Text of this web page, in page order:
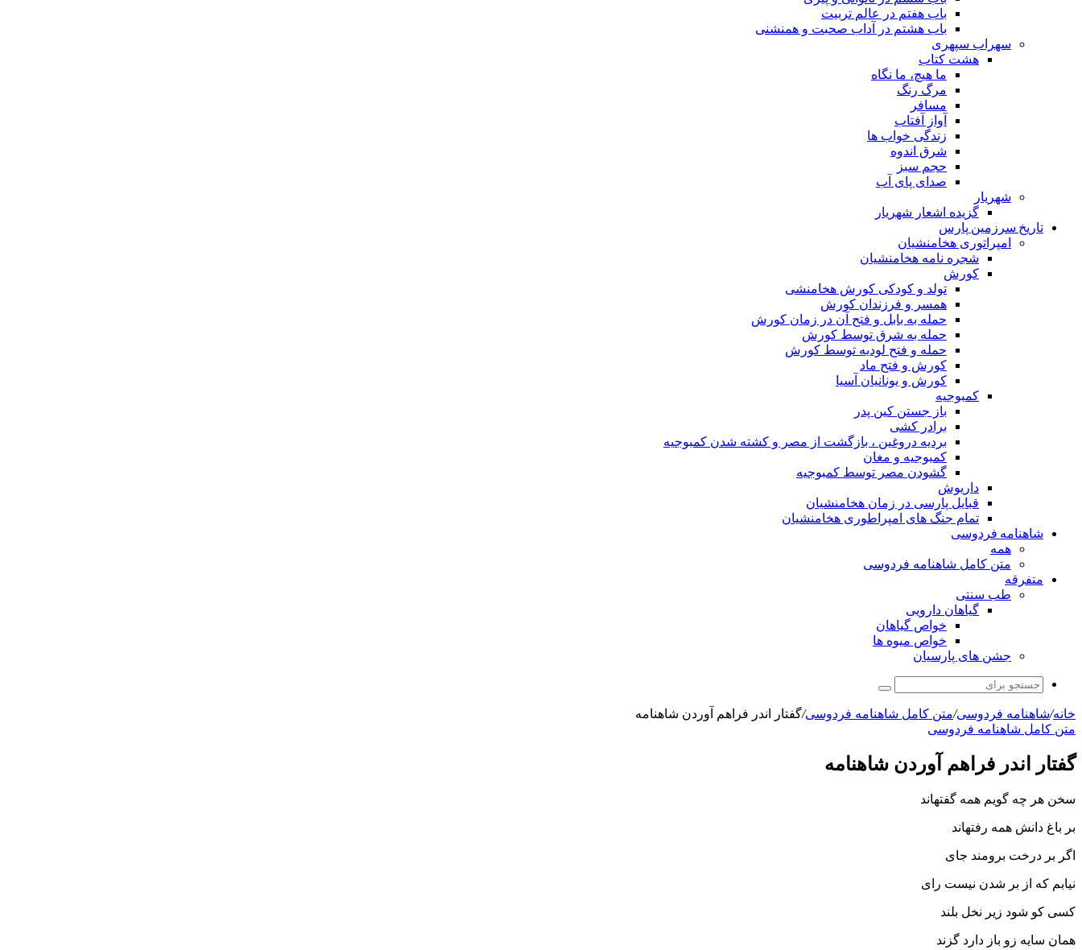
باب هفتم در عالم تربیت
باب هشتم در آداب صحبت و همنشنى
سهراب سپهری
هشت کتاب
ما هیچ، ما نگاه
مرگ رنگ
مسافر
آواز آفتاب
زندگی خواب ها
شرق اندوه
حجم سبز
صدای پای آب
شهریار
گزیده اشعار شهریار
تاریخ سرزمین پارس
امپراتوری هخامنشیان
شجره نامه هخامنشیان
کورش
تولد و کودکی کورش هخامنشی
همسر و فرزندان کورش
حمله به بابل و فتح آن در زمان کورش
حمله به شرق توسط کورش
حمله و فتح لودیه توسط کورش
کورش و فتح ماد
کورش و یونانیان آسیا
کمبوجیه
باز جستن کین پدر
برادر کشی
بردیه دروغین ، بازگشت از مصر و کشته شدن کمبوجیه
کمبوجیه و مغان
گشودن مصر توسط کمبوجیه
داریوش
قبایل پارسی در زمان هخامنشیان
تمام جنگ های امپراطوری هخامنشیان
شاهنامه فردوسی
همه
متن کامل شاهنامه فردوسی
متفرقه
طب سنتی
گیاهان دارویی
خواص گیاهان
خواص میوه ها
جشن های پارسیان
جستجو
برای
خانه/شاهنامه فردوسی/متن کامل شاهنامه فردوسی/گفتار اندر فراهم آوردن شاه‏نامه‏
متن کامل شاهنامه فردوسی
گفتار اندر فراهم آوردن شاه‏نامه‏
سخن هر چه گویم همه گفته‏اند
بر باغ دانش همه رفته‏اند
اگر بر درخت برومند جاى
نیابم که از بر شدن نیست راى‏
کسى کو شود زیر نخل بلند
همان سایه زو باز دارد گزند